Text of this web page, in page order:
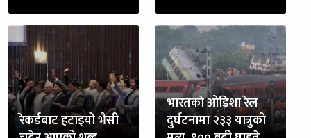
रेकर्डबाट हटाइयो भैंसी
भारतकाे ओडिशा रेल
दुर्घटनामा २३३ यात्रुको